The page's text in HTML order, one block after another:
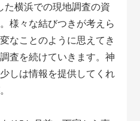
横浜での現地調査の資
様々な結びつきが考えら
なことのように思えてき
査を続けていきます。神
しは情報を提供してくれ